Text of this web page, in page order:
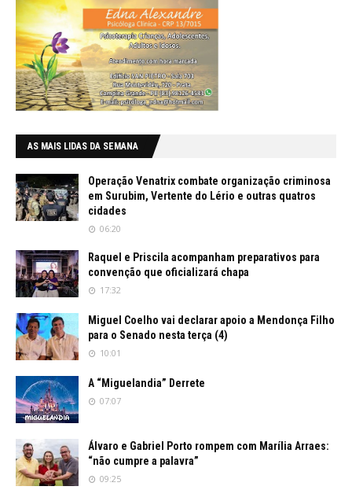
AS MAIS LIDAS DA SEMANA
Operação Venatrix combate organização criminosa
em Surubim, Vertente do Lério e outras quatros
cidades
06:20
Raquel e Priscila acompanham preparativos para
convenção que oficializará chapa
17:32
Miguel Coelho vai declarar apoio a Mendonça Filho
para o Senado nesta terça (4)
10:01
A “Miguelandia” Derrete
07:07
Álvaro e Gabriel Porto rompem com Marília Arraes:
“não cumpre a palavra”
09:25